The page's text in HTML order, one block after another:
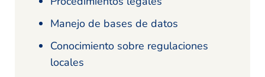
Manejo de bases de datos
Conocimiento sobre regulaciones
locales